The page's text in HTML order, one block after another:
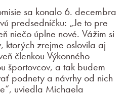
sa konalo 6. decembra
predsedníčku: „Je to pre
niečo úplne nové. Vážim si
ktorých zrejme oslovila aj
členkou Výkonného
športovcov, a tak budem
podnety a návrhy od nich
uviedla Michaela